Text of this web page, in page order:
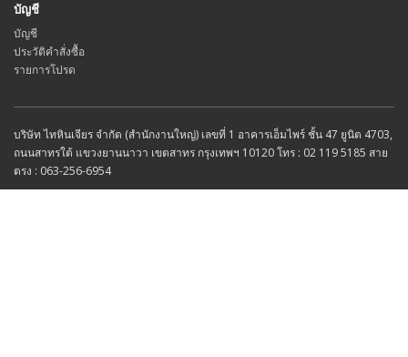
บัญชี
บัญชี
ประวัติคำสั่งซื้อ
รายการโปรด
บริษัท ไทหินเจียร จำกัด (สำนักงานใหญ่) เลขที่ 1 อาคารเอ็มไพร์ ชั้น 47 ยูนิต 4703,
ถนนสาทรใต้ แขวงยานนาวา เขตสาทร กรุงเทพฯ 10120 โทร : 02 119 5185 สาย
ตรง : 063-256-6954